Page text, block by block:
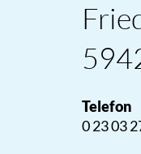
Telefon
0 23 03